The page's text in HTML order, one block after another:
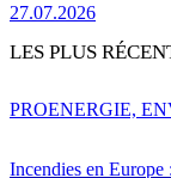
27.07.2026
LES PLUS
Incendies en Europe
PROENERGIE,